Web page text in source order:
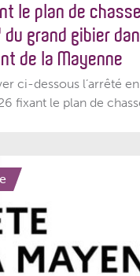
le plan de chasse
grand gibier
de la Mayenne
ci-dessous l’arrêté
fixant le plan de